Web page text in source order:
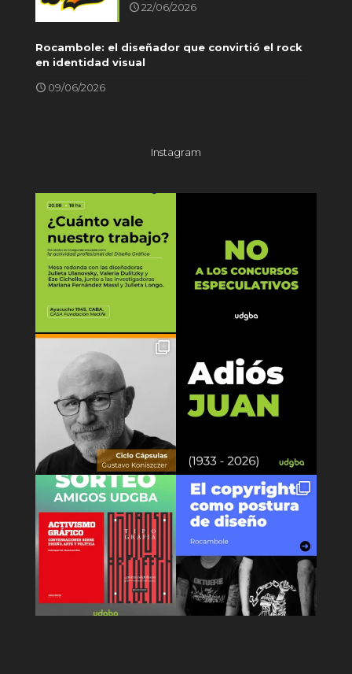
22/06/2026
Rocambole: el diseñador que convirtió el rock
en identidad visual
09/06/2026
Instagram